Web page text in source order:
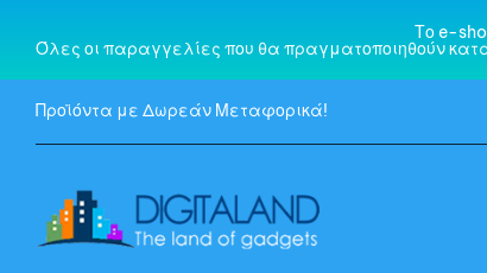
Το e-
Όλες οι παραγγελίες που θα πραγματοποιηθούν
Προϊόντα με Δωρεάν Μεταφορικά!